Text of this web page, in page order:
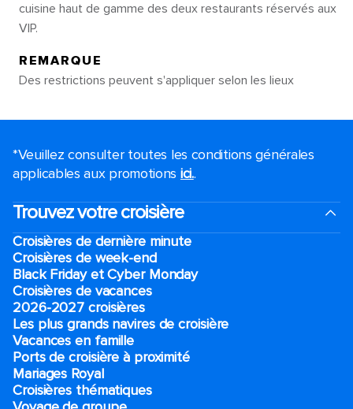
cuisine haut de gamme des deux restaurants réservés aux
VIP.
REMARQUE
Des restrictions peuvent s'appliquer selon les lieux
*Veuillez consulter toutes les conditions générales
applicables aux promotions ici..
Trouvez votre croisière
Croisières de dernière minute
Croisières de week-end
Black Friday et Cyber Monday
Croisières de vacances
2026-2027 croisières
Les plus grands navires de croisière
Vacances en famille
Ports de croisière à proximité
Mariages Royal
Croisières thématiques